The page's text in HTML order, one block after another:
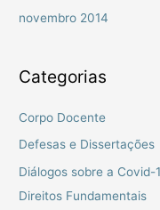
novembro 2014
Categorias
Corpo Docente
Defesas e Dissertações
Diálogos sobre a
Direitos Fundamentais